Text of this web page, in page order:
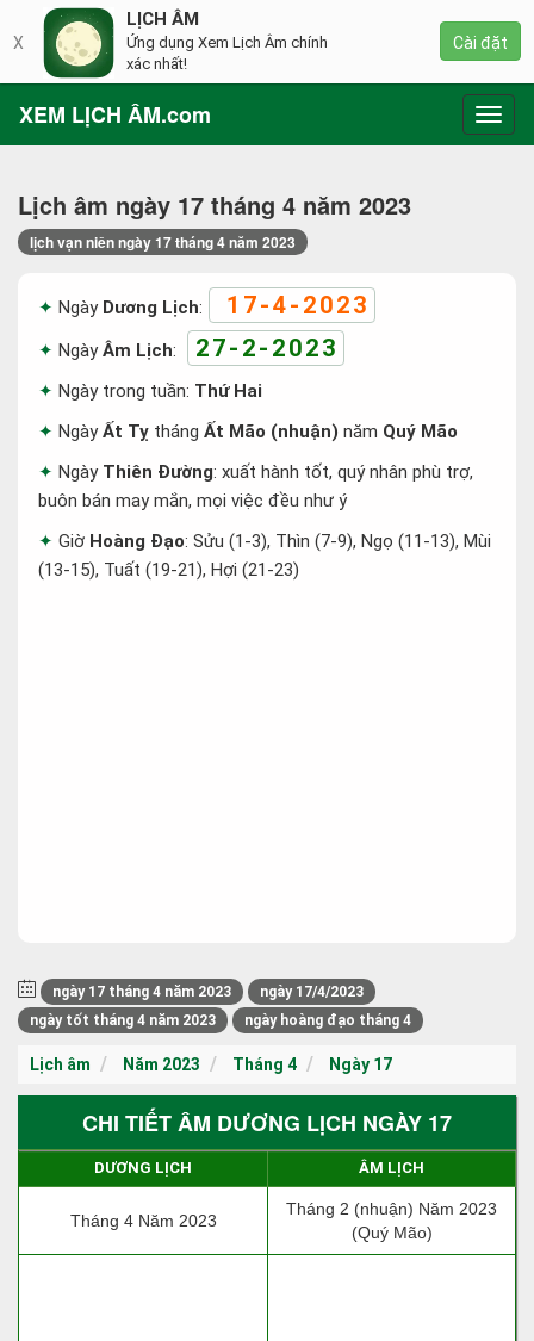
XEM LỊCH ÂM.com
Lịch âm ngày 17 tháng 4 năm 2023
lịch vạn niên ngày 17 tháng 4 năm 2023
Ngày Dương Lịch: 17-4-2023
NgàyÂm Lịch: 27-2-2023
Ngày trong tuần: Thứ Hai
NgàyẤt Tỵ tháng Ất Mão (nhuận) năm Quý Mão
Ngày Thiên Đường: xuất hành tốt, quý nhân phù trợ,
buôn bán may mắn, mọi việc đều như ý
Giờ Hoàng Đạo: Sửu (1-3), Thìn (7-9), Ngọ (11-13), Mùi
(13-15), Tuất (19-21), Hợi (21-23)
ngày 17 tháng 4 năm 2023
ngày 17/4/2023
ngày tốt tháng 4 năm 2023
ngày hoàng đạo tháng 4
Lịch âm Năm 2023 Tháng 4 Ngày 17
CHI TIẾT ÂM DƯƠNG LỊCH NGÀY 17
DƯƠNG LỊCH ÂM LỊCH
Tháng 4 Năm 2023
Tháng 2 (nhuận) Năm 2023
(Quý Mão)
X
LỊCH ÂM
Ứng dụng Xem Lịch Âm chính
xác nhất!
Cài đặt